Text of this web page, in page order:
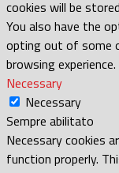
cookies will be
You also have the
opting out of some
browsing experience.
Necessary
Necessary
Sempre abilitato
Necessary cookies
function properly.